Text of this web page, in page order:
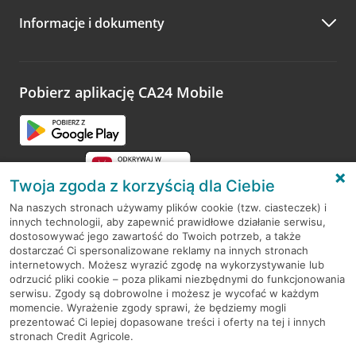
Zachęcamy do podzielenia się z nami opinią o wizycie.
opinie.
Informacje i dokumenty
Pobierz aplikację CA24 Mobile
RODO
Regulamin serwisu
Mapa serwisu
PolitykaCookies
Twoja zgoda z korzyścią dla Ciebie
Na naszych stronach używamy plików cookie (tzw. ciasteczek) i
innych technologii, aby zapewnić prawidłowe działanie serwisu,
dostosowywać jego zawartość do Twoich potrzeb, a także
dostarczać Ci spersonalizowane reklamy na innych stronach
internetowych. Możesz wyrazić zgodę na wykorzystywanie lub
odrzucić pliki cookie – poza plikami niezbędnymi do funkcjonowania
serwisu. Zgody są dobrowolne i możesz je wycofać w każdym
momencie. Wyrażenie zgody sprawi, że będziemy mogli
prezentować Ci lepiej dopasowane treści i oferty na tej i innych
stronach Credit Agricole.